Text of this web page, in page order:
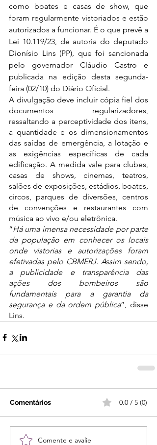
como boates e casas de show, que
foram regularmente vistoriados e estão
autorizados a funcionar. É o que prevê a
Lei 10.119/23, de autoria do deputado
Dionísio Lins (PP), que foi sancionada
pelo governador Cláudio Castro e
publicada na edição desta segunda-
feira (02/10) do Diário Oficial.
A divulgação deve incluir cópia fiel dos
documentos regularizadores,
ressaltando a perceptividade dos itens,
a quantidade e os dimensionamentos
das saídas de emergência, a lotação e
as exigências específicas de cada
edificação. A medida vale para clubes,
casas de shows, cinemas, teatros,
salões de exposições, estádios, boates,
circos, parques de diversões, centros
de convenções e restaurantes com
música ao vivo e/ou eletrônica.
“Há uma imensa necessidade por parte
da população em conhecer os locais
onde vistorias e autorizações foram
efetivadas pelo CBMERJ. Assim sendo,
a publicidade e transparência das
ações dos bombeiros são
fundamentais para a garantia da
segurança e da ordem pública”, disse
Lins.
Comentários 0.0 / 5 (0)
Comente e avalie